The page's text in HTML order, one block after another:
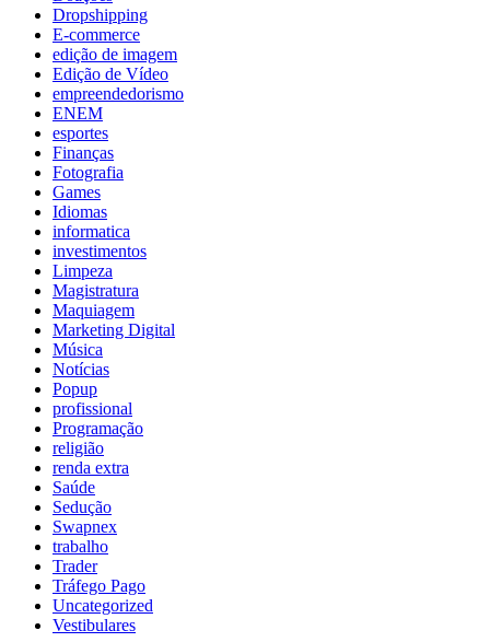
Dropshipping
E-commerce
edição de imagem
Edição de Vídeo
empreendedorismo
ENEM
esportes
Finanças
Fotografia
Games
Idiomas
informatica
investimentos
Limpeza
Magistratura
Maquiagem
Marketing Digital
Música
Notícias
Popup
profissional
Programação
religião
renda extra
Saúde
Sedução
Swapnex
trabalho
Trader
Tráfego Pago
Uncategorized
Vestibulares